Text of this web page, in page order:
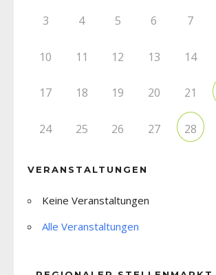
3 4 5 6 7
10 11 12 13 14
17 18 19 20 21
24 25 26 27 28
VERANSTALTUNGEN
Keine Veranstaltungen
Alle Veranstaltungen